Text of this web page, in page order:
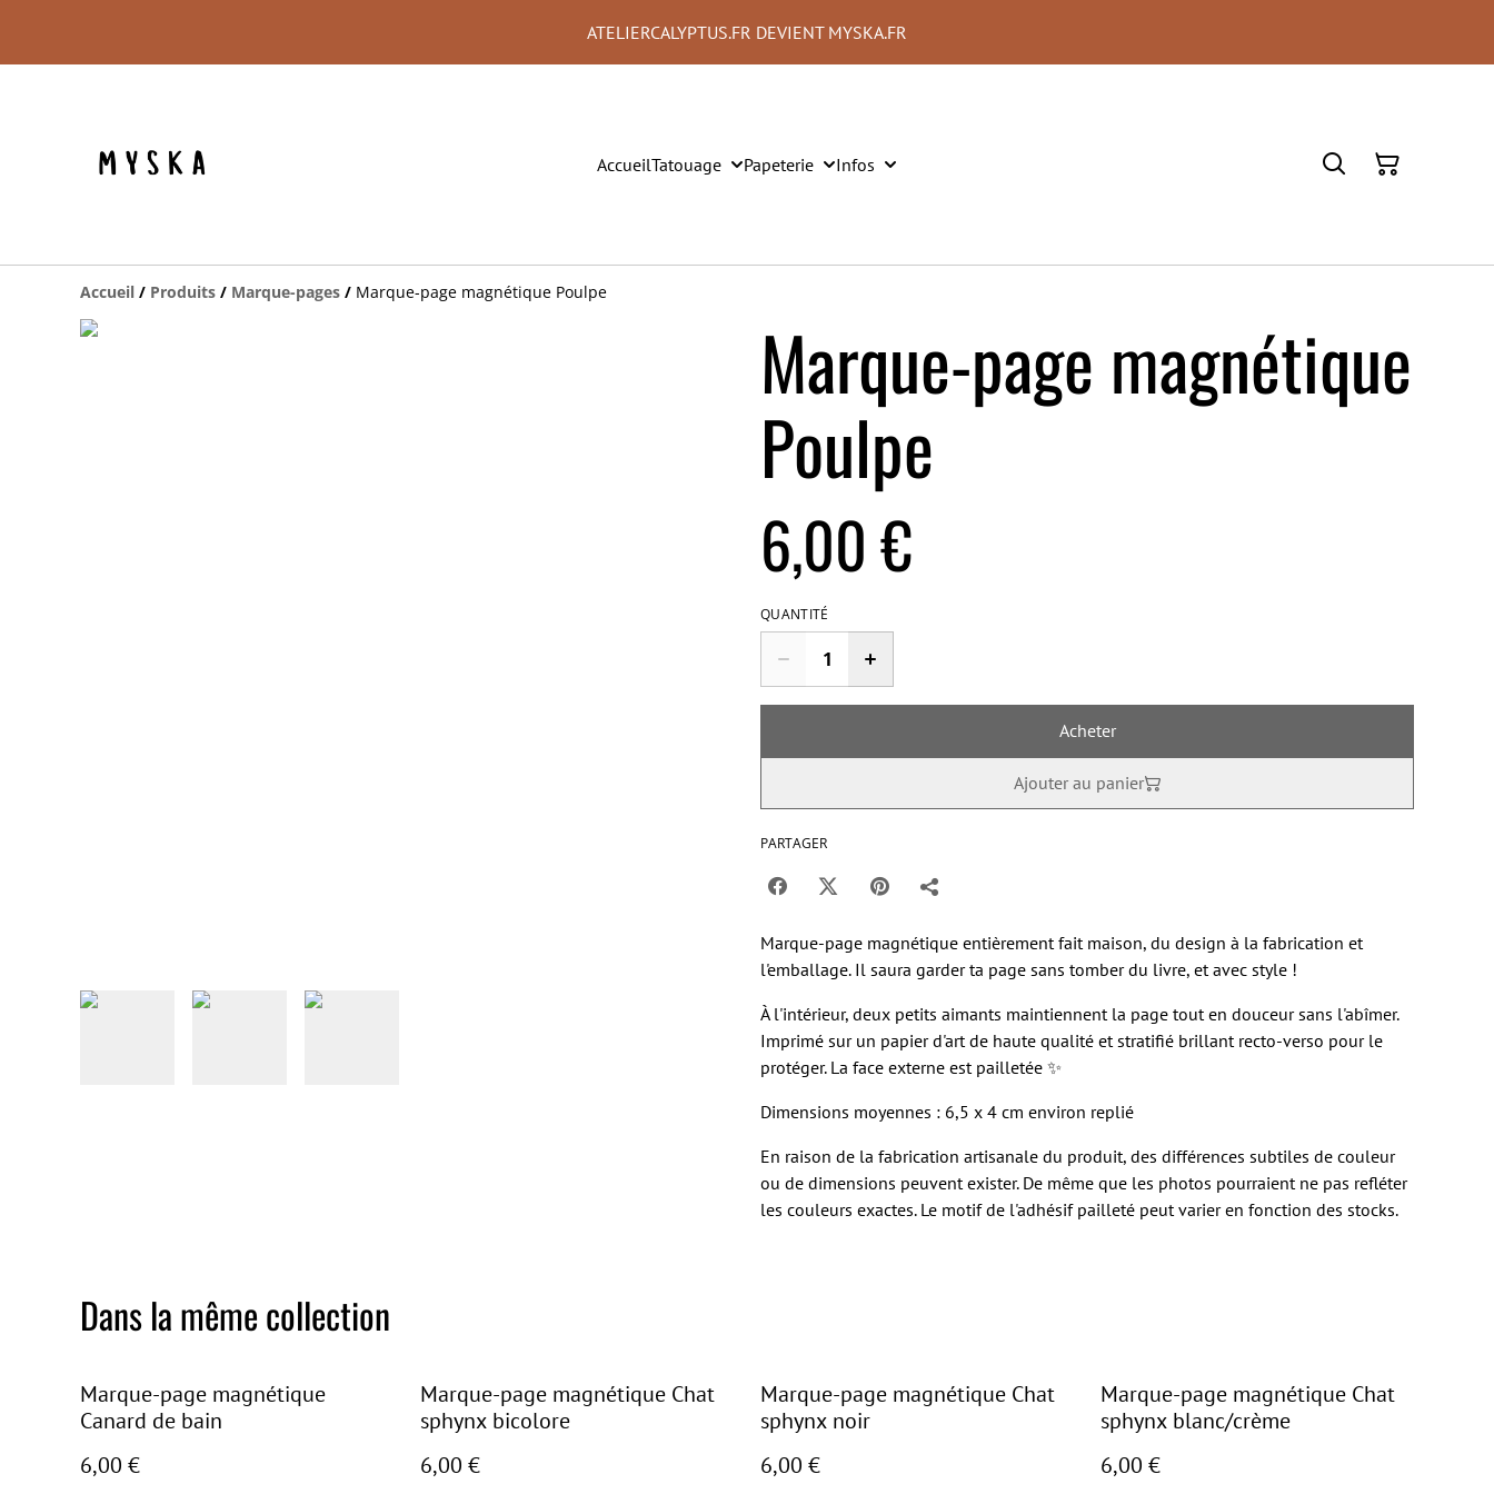
ATELIERCALYPTUS.FR DEVIENT MYSKA.FR
AccueilTatouage Papeterie Infos
Accueil / Produits / Marque-pages / Marque-page magnétique Poulpe
Marque-page magnétique
Poulpe
6,00 €
QUANTITÉ
Acheter
Ajouter au panier
PARTAGER
Marque-page magnétique entièrement fait maison, du design à la fabrication et
l'emballage. Il saura garder ta page sans tomber du livre, et avec style !
À l'intérieur, deux petits aimants maintiennent la page tout en douceur sans l'abîmer.
Imprimé sur un papier d'art de haute qualité et stratifié brillant recto-verso pour le
protéger. La face externe est pailletée ✨
Dimensions moyennes : 6,5 x 4 cm environ replié
En raison de la fabrication artisanale du produit, des différences subtiles de couleur
ou de dimensions peuvent exister. De même que les photos pourraient ne pas refléter
les couleurs exactes. Le motif de l'adhésif pailleté peut varier en fonction des stocks.
Dans la même collection
Marque-page magnétique
Canard de bain
6,00 €
Marque-page magnétique Chat
sphynx bicolore
6,00 €
Marque-page magnétique Chat
sphynx noir
6,00 €
Marque-page magnétique Chat
sphynx blanc/crème
6,00 €